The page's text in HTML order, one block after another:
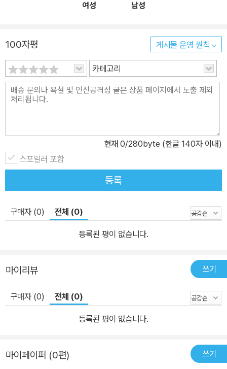
여성
남성
100자평 게시물 운영 원칙
카테고리
현재 0/280byte (한글 140자 이내)
스포일러 포함
등록
구매자 (0) 전체 (0)
등록된 평이 없습니다.
마이리뷰 쓰기
구매자 (0) 전체 (0)
등록된 평이 없습니다.
마이페이퍼 (0편) 쓰기